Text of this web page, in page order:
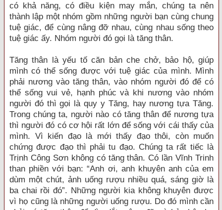
có khả năng, có điều kiện may mắn, chúng ta nên
thành lập một nhóm gồm những người bạn cùng chung
tuệ giác, để cùng nâng đỡ nhau, cùng nhau sống theo
tuệ giác ấy. Nhóm người đó gọi là tăng thân.
Tăng thân là yếu tố căn bản che chở, bảo hộ, giúp
mình có thể sống được với tuệ giác của mình. Mình
phải nương vào tăng thân, vào nhóm người đó để có
thể sống vui vẻ, hạnh phúc và khi nương vào nhóm
người đó thì gọi là quy y Tăng, hay nương tựa Tăng.
Trong chúng ta, người nào có tăng thân để nương tựa
thì người đó có cơ hội rất lớn để sống với cái thấy của
mình. Vì kiến đạo là mới thấy đạo thôi, còn muốn
chứng được đạo thì phải tu đạo. Chúng ta rất tiếc là
Trịnh Công Sơn không có tăng thân. Có lần Vĩnh Trinh
than phiền với bạn: “Anh ơi, anh khuyên anh của em
dùm một chút, ảnh uống rượu nhiều quá, sáng giờ là
ba chai rồi đó”. Những người kia không khuyên được
vì họ cũng là những người uống rượu. Do đó mình cần